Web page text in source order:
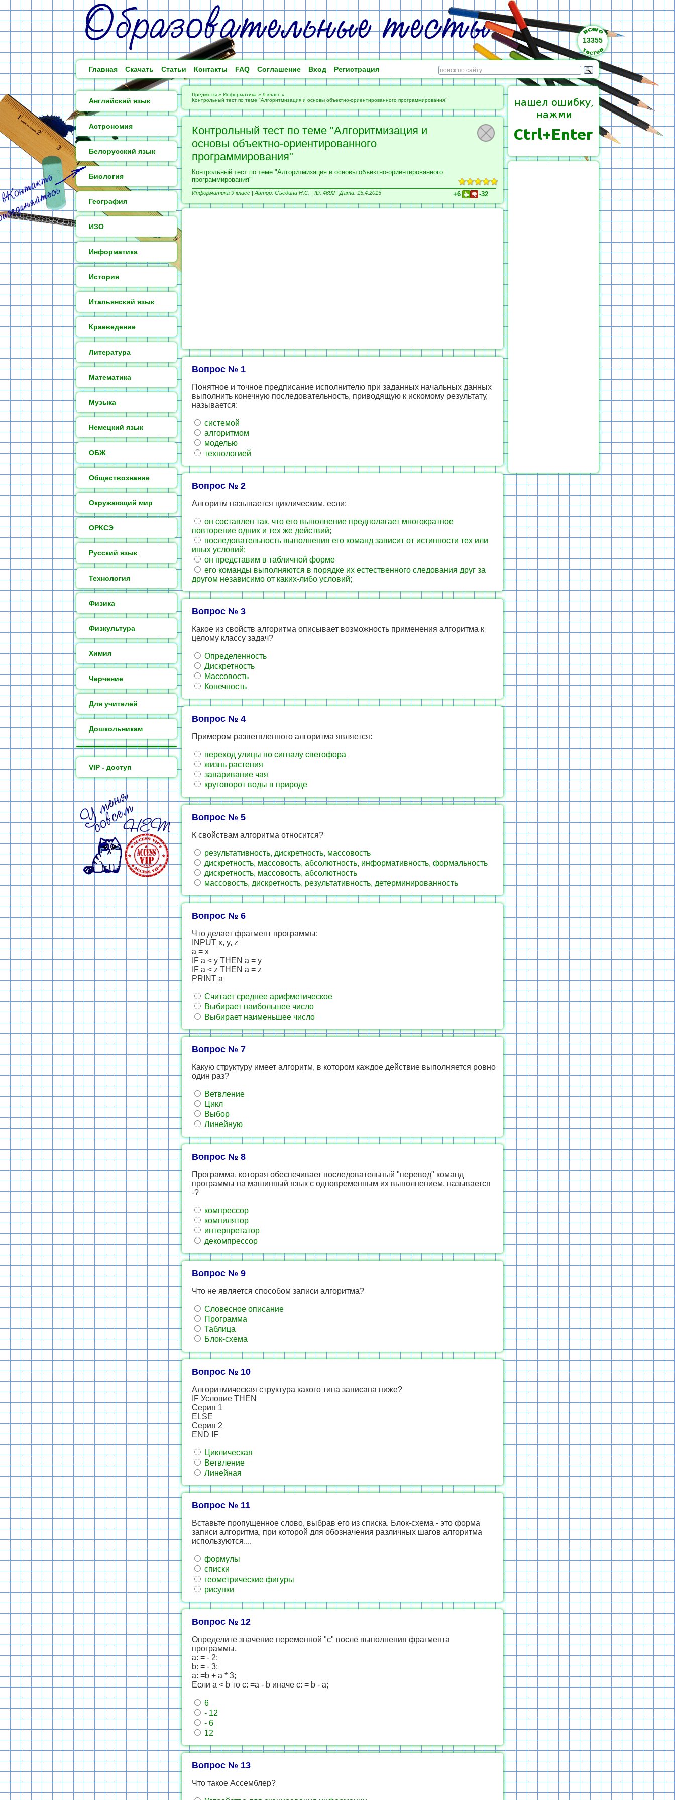
13355
Главная Скачать Статьи Контакты FAQ Соглашение Вход Регистрация
Английский язык
Астрономия
Белорусский язык
Биология
География
ИЗО
Информатика
История
Итальянский язык
Краеведение
Литература
Математика
Музыка
Немецкий язык
ОБЖ
Обществознание
Окружающий мир
ОРКСЭ
Русский язык
Технология
Физика
Физкультура
Химия
Черчение
Для учителей
Дошкольникам
VIP - доступ
Предметы » Информатика » 9 класс »
Контрольный тест по теме "Алгоритмизация и основы объектно-ориентированного программирования"
Контрольный тест по теме "Алгоритмизация и
основы объектно-ориентированного
программирования"
Контрольный тест по теме "Алгоритмизация и основы объектно-ориентированного
программирования"
Информатика 9 класс | Автор: Съедина Н.С. | ID: 4692 | Дата: 15.4.2015 +6 -32
Вопрос № 1
Понятное и точное предписание исполнителю при заданных начальных данных
выполнить конечную последовательность, приводящую к искомому результату,
называется:
системой
алгоритмом
моделью
технологией
Вопрос № 2
Алгоритм называется циклическим, если:
он составлен так, что его выполнение предполагает многократное
повторение одних и тех же действий;
последовательность выполнения его команд зависит от истинности тех или
иных условий;
он представим в табличной форме
его команды выполняются в порядке их естественного следования друг за
другом независимо от каких-либо условий;
Вопрос № 3
Какое из свойств алгоритма описывает возможность применения алгоритма к
целому классу задач?
Определенность
Дискретность
Массовость
Конечность
Вопрос № 4
Примером разветвленного алгоритма является:
переход улицы по сигналу светофора
жизнь растения
заваривание чая
круговорот воды в природе
Вопрос № 5
К свойствам алгоритма относится?
результативность, дискретность, массовость
дискретность, массовость, абсолютность, информативность, формальность
дискретность, массовость, абсолютность
массовость, дискретность, результативность, детерминированность
Вопрос № 6
Что делает фрагмент программы:
INPUT x, y, z
a = x
IF a < y THEN a = y
IF a < z THEN a = z
PRINT a
Считает среднее арифметическое
Выбирает наибольшее число
Выбирает наименьшее число
Вопрос № 7
Какую структуру имеет алгоритм, в котором каждое действие выполняется ровно
один раз?
Ветвление
Цикл
Выбор
Линейную
Вопрос № 8
Программа, которая обеспечивает последовательный "перевод" команд
программы на машинный язык с одновременным их выполнением, называется
-?
компрессор
компилятор
интерпретатор
декомпрессор
Вопрос № 9
Что не является способом записи алгоритма?
Словесное описание
Программа
Таблица
Блок-схема
Вопрос № 10
Алгоритмическая структура какого типа записана ниже?
IF Условие THEN
Серия 1
ELSE
Серия 2
END IF
Циклическая
Ветвление
Линейная
Вопрос № 11
Вставьте пропущенное слово, выбрав его из списка. Блок-схема - это форма
записи алгоритма, при которой для обозначения различных шагов алгоритма
используются....
формулы
списки
геометрические фигуры
рисунки
Вопрос № 12
Определите значение переменной "с" после выполнения фрагмента
программы.
a: = - 2;
b: = - 3;
a: =b + a * 3;
Если a < b то c: =a - b иначе c: = b - a;
6
- 12
- 6
12
Вопрос № 13
Что такое Ассемблер?